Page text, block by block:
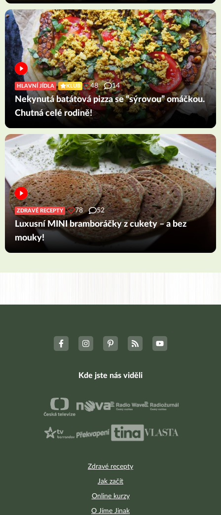
HLAVNÍ JÍDLA KLUB 48 14
Nekynutá batátová pizza se “sýrovou” omáčkou.
Chutná celé rodině!
ZDRAVÉ RECEPTY 78 52
Luxusní MINI bramboráčky z cukety – a bez
mouky!
Zdravé recepty
Jak začít
Online kurzy
O Jíme Jinak
Kde jste nás viděli